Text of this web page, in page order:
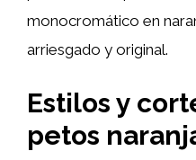
monocromático en
arriesgado y original.
Estilos y
petos